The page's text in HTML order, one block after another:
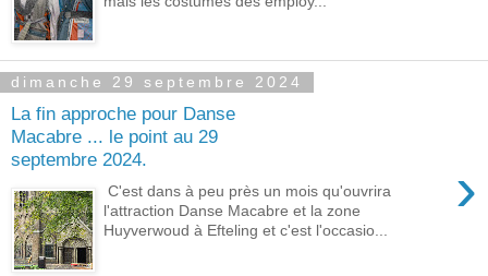
dimanche 29 septembre 2024
La fin approche pour Danse
Macabre ... le point au 29
septembre 2024.
›
C'est dans à peu près un mois qu'ouvrira
l'attraction Danse Macabre et la zone
Huyverwoud à Efteling et c'est l'occasio...